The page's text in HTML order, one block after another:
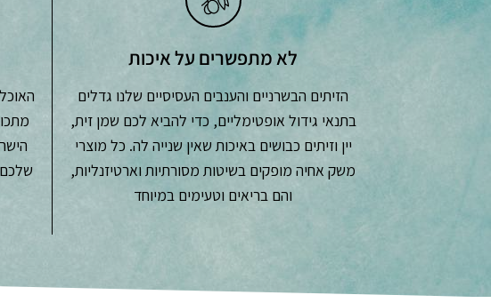
לא מתפשרים על איכות
הזיתים הבשרניים והענבים העסיסיים שלנו גדלים
בתנאי גידול אופטימליים, כדי להביא לכם שמן זית,
יין וזיתים כבושים באיכות שאין שנייה לה. כל מוצרי
משק אחיה מופקים בשיטות מסורתיות וארטיזנליות,
והם בריאים וטעימים במיוחד